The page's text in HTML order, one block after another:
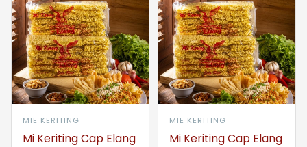
MIE KERITING
Mi Keriting Cap Elang
MIE KERITING
Mi Keriting Cap Elang